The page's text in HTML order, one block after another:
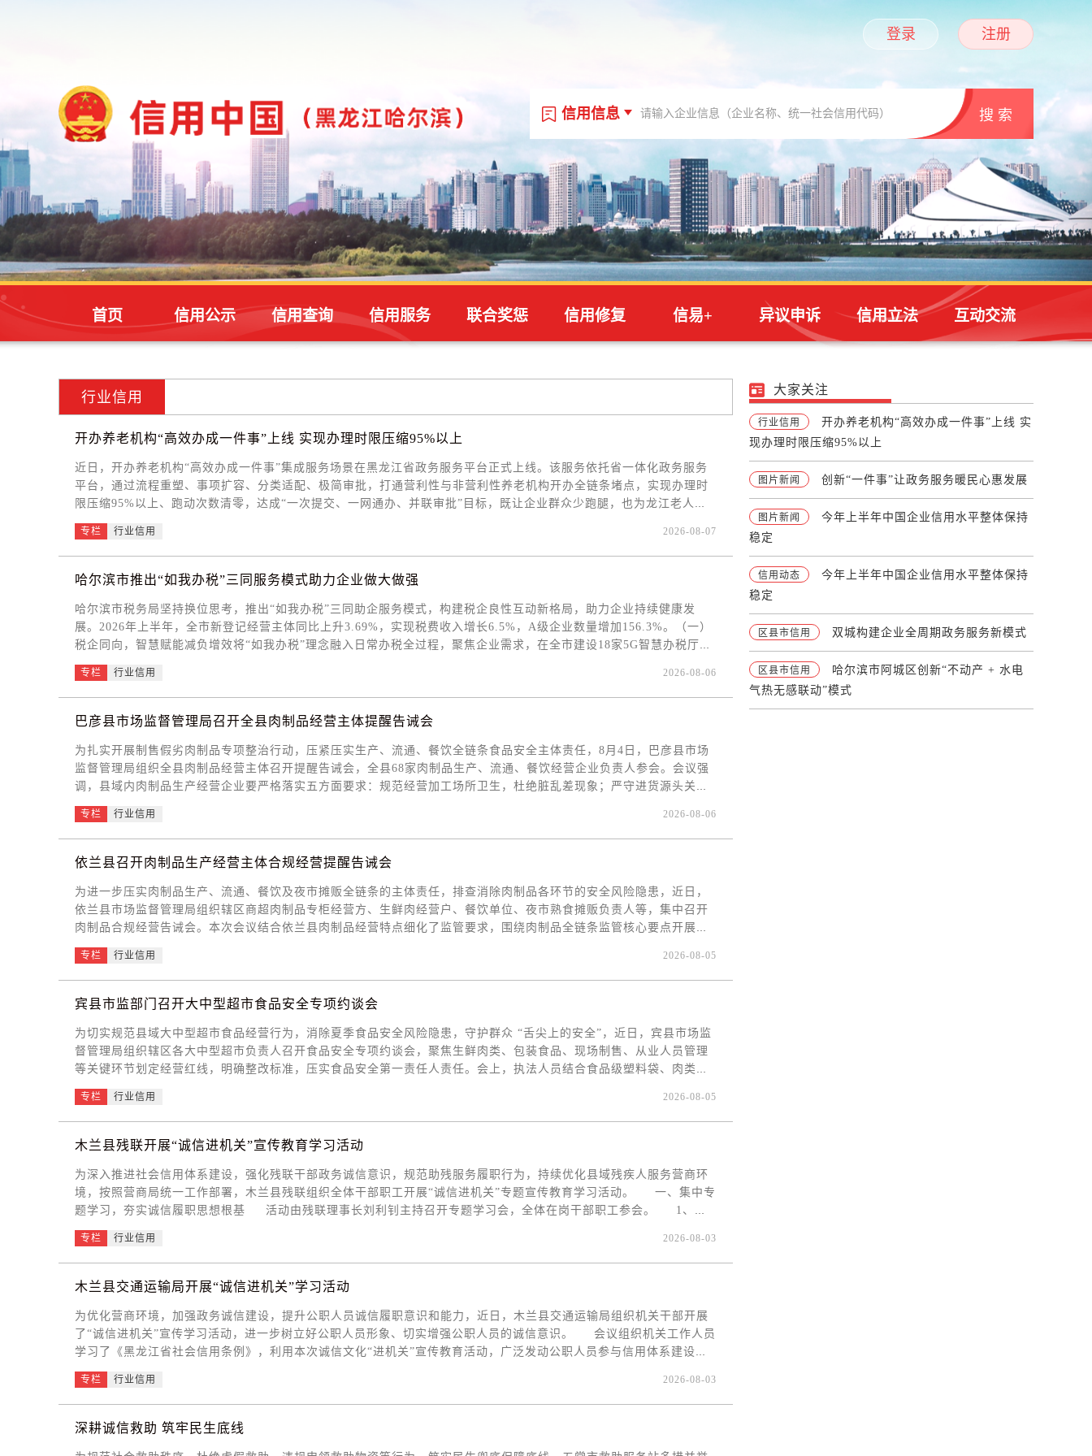
登录 注册
信用信息
信用信息
信用代码
站内文章
首页 信用公示 信用查询 信用服务 联合奖惩 信用修复 信易+ 异议申诉 信用立法 互动交流
行业信用
开办养老机构“高效办成一件事”上线 实现办理时限压缩95%以上
近日，开办养老机构“高效办成一件事”集成服务场景在黑龙江省政务服务平台正式上线。该服务依托省一体化政务服务
平台，通过流程重塑、事项扩容、分类适配、极简审批，打通营利性与非营利性养老机构开办全链条堵点，实现办理时
限压缩95%以上、跑动次数清零，达成“一次提交、一网通办、并联审批”目标，既让企业群众少跑腿，也为龙江老人享
受优质养老服务筑牢基础。 省民政厅聚焦安全管理与流程再造，联合省营商环境局、省人社厅等8个部门，集成13个
联办事项攻坚。改革中依法前置“建设工程消防验收（备案）”事项，守牢养老机构安全开办防线，保障行业规范安全发
展。 我省对照国家统一“一件事”基础清单，细化拆分、扩充配套事项，构建全链条一体化事项体系。细分环评审批
与医保参保事项，将单一事项拆分为5项，杜绝“一刀切”；完善内设医疗机构审批链条，拓展为3项细分事项，适配不同
部门壁垒。改革后，办理时间由210天压减至10天，环节由13个减至1个，材料由71份减至31份，跑动次数清零。针对营
利性养老机构，可通过综合入口同步办理全部事项；针对非营利性养老机构，创新分层办理路径，兼顾市场化运营与公
益养老，激发社会力量投入养老服务产业的积极性，助力龙江养老事业高质量发展。
专栏 行业信用 2026-08-07
哈尔滨市推出“如我办税”三同服务模式助力企业做大做强
哈尔滨市税务局坚持换位思考，推出“如我办税”三同助企服务模式，构建税企良性互动新格局，助力企业持续健康发
展。2026年上半年，全市新登记经营主体同比上升3.69%，实现税费收入增长6.5%，A级企业数量增加156.3%。（一）
税企同向，智慧赋能减负增效将“如我办税”理念融入日常办税全过程，聚焦企业需求，在全市建设18家5G智慧办税厅，
全面优化实体窗口和“征纳互动”、电子税务局、手机APP等办税渠道，厅内窗口数量从291个精简至52个，涉税事项全程
网办率达97%，办税效率越来越高。（二）税企同心，未诉先办纾解难题将“如我办税”理念融入诉求响应全过程，常态
化开展政商沙龙、税企面对面、包联企业“五上门”等走访活动，主动宣介市局局长“一线、一箱、一码”，提供重点项目
“税务管家”服务，推动涉税诉求从被动受理向主动化解延伸，累计解决涉税诉求168件，满意率达100%。（三）税企同
报事项；丰富守信激励手段，为1.1万户企业发放“银税互动”贷款88.6亿元，占全省55.2%；开通诚信企业出口“绿色通
道”，优化退税流程，退税审核时长压缩66.7%，共同营造诚信纳税良好氛围。
专栏 行业信用 2026-08-06
巴彦县市场监督管理局召开全县肉制品经营主体提醒告诫会
为扎实开展制售假劣肉制品专项整治行动，压紧压实生产、流通、餐饮全链条食品安全主体责任，8月4日，巴彦县市场
监督管理局组织全县肉制品经营主体召开提醒告诫会，全县68家肉制品生产、流通、餐饮经营企业负责人参会。会议强
调，县域内肉制品生产经营企业要严格落实五方面要求：规范经营加工场所卫生，杜绝脏乱差现象；严守进货源头关
口，确保肉品来源合法合规；规范建立进货台账，实现全程溯源管控；严格分区规范销售，杜绝以假充真、以次充好；
规范使用包装耗材，保障食品接触安全。会议围绕上述重点事项开展警示告诫。巴彦县市场监督管理局将持续开展巡查
抽检、整改“回头看”，对虚假标注、溯源链条不全、非法添加等违法行为从严从重查处，将屡教不改的市场主体纳入食
品安全失信名录；涉嫌犯罪的，依法移送公安机关。市场监管部门提示，各肉制品生产经营主体要摒弃侥幸心理，切实
全力守护群众“舌尖上的安全”。
专栏 行业信用 2026-08-06
依兰县召开肉制品生产经营主体合规经营提醒告诫会
为进一步压实肉制品生产、流通、餐饮及夜市摊贩全链条的主体责任，排查消除肉制品各环节的安全风险隐患，近日，
依兰县市场监督管理局组织辖区商超肉制品专柜经营方、生鲜肉经营户、餐饮单位、夜市熟食摊贩负责人等，集中召开
肉制品合规经营告诫会。本次会议结合依兰县肉制品经营特点细化了监管要求，围绕肉制品全链条监管核心要点开展警
示教育与合规宣贯。针对生产加工环节，会议重点明确了肉品原料进货查验、索证索票台账管理、加工场所生熟分区管
控、加工环境卫生规范、预包装及散装肉制品标签标注、食品添加剂合规使用、成品自检等法定义务，深度剖析了原料
来源不明、非法添加、虚假标注、加工过程卫生不达标等突出违法乱象；针对流通、餐饮经营以及露天熟食摊贩环节，
会议细化了常态化管控要求，着重强调了畜禽肉品检疫合格证明查验、储存温度管控、熟食卤制品防交叉污染、隔夜肉
态化风险自查机制。依兰县市场监督管理局将持续加大对鲜肉摊、熟食店、夜市点位等各类肉制品经营主体的检查力
度，对自查整改不到位、存在违法违规行为的经营主体依法从严处置，切实保障全县肉制品食品安全。
专栏 行业信用 2026-08-05
宾县市监部门召开大中型超市食品安全专项约谈会
为切实规范县域大中型超市食品经营行为，消除夏季食品安全风险隐患，守护群众 “舌尖上的安全”，近日，宾县市场监
督管理局组织辖区各大中型超市负责人召开食品安全专项约谈会，聚焦生鲜肉类、包装食品、现场制售、从业人员管理
等关键环节划定经营红线，明确整改标准，压实食品安全第一责任人责任。会上，执法人员结合食品级塑料袋、肉类经
营风险突出、进货台账查验制度、夏季高温食品易变质等监管重点，逐项明确超市经营硬性要求，着重强调四项核心整
改任务，同步细化全品类经营规范：求全面更换合规食品级塑料袋，杜绝非合规包装；严格分区陈列，调理肉、生鲜肉
分开销售；畜禽肉品“两证” 齐全，做到来源全程可追溯；健全进货查验台账制度，严把食品进货关口。在四项核心重点
之外，会议同步对超市日常经营细节作出全面规范：一要强化从业人员专业能力；二要规范从业人员健康管理；三要规
间对照全部要求开展自查自纠，立行立改存在的不规范问题。对未落实分区销售、肉品无两证、使用非食品级塑料袋、
台账缺失等重点违规行为，宾县市场监管局将依法从严查处，对整改不到位、拒不配合的经营主体，进行公开曝光，形
成监管震慑。 下一步，宾县市场监督管理局将持续常态化开展商超食品安全巡查、约谈指导工作，紧盯夏季食品安全突
出风险，以严格监管督促经营者守法诚信经营，全力保障全县群众购物饮食安全。
专栏 行业信用 2026-08-05
木兰县残联开展“诚信进机关”宣传教育学习活动
为深入推进社会信用体系建设，强化残联干部政务诚信意识，规范助残服务履职行为，持续优化县域残疾人服务营商环
境，按照营商局统一工作部署，木兰县残联组织全体干部职工开展“诚信进机关”专题宣传教育学习活动。 一、集中专
题学习，夯实诚信履职思想根基 活动由残联理事长刘利钊主持召开专题学习会，全体在岗干部职工参会。 1、政
策原文领学：集中研读《黑龙江省社会信用条例》、信用体系建设相关工作方案，系统学习政务诚信与失信惩戒相关规
定，明确公职人员守信履职硬性要求。 2、正反案例教学：宣讲诚信公职先进典型事迹，剖析基层服务窗口失信、惠
民政策落实不到位、服务群众虚假承诺等警示案例，结合残疾人证办理、补贴发放、辅具适配、无障碍改造等核心业
务，梳理岗位信用风险点。 3、交流研讨发言：围绕“诚信助残、守信为民”开展座谈，干部结合日常接待残疾人群
向。 二、丰富宣传载体，营造机关守信浓厚氛围 1、 阵地常态化宣传：办公大厅LED电子屏全天候滚动播放“诚
信立身、助残为民”“守信践诺、阳光助残”等宣传标语。 2、签订诚信承诺书：全体干部职工现场签订《残联公职人员
诚信履职承诺书》，承诺坚持依法行政、公开透明落实助残政策、如实答复群众诉求、杜绝虚假承诺、廉洁自律规范用
权，承诺书统一公示，主动接受残疾人群众与社会监督。 三、融合助残业务，推动诚信建设落地见效 坚持把诚信
要求嵌入残疾人服务全流程，以诚信建设提升助残服务质效： 1、政务服务阳光透明：残疾人补贴、康复救助、辅具
发放、无障碍改造等惠民项目全部公开办理流程、申报条件、办理时限，杜绝暗箱操作、人情办理。 2、践行守信服
务承诺：对残疾人群众咨询、诉求实行一次性告知、限时办结，无法即时办理的如实说明原因、明确办理时限，绝不随
专栏 行业信用 2026-08-03
木兰县交通运输局开展“诚信进机关”学习活动
为优化营商环境，加强政务诚信建设，提升公职人员诚信履职意识和能力，近日，木兰县交通运输局组织机关干部开展
了“诚信进机关”宣传学习活动，进一步树立好公职人员形象、切实增强公职人员的诚信意识。 会议组织机关工作人员
学习了《黑龙江省社会信用条例》，利用本次诚信文化“进机关”宣传教育活动，广泛发动公职人员参与信用体系建设宣
传教育，提高机关干部学习宣传信用体制建设的热情，进一步加大诚信体系建设与行政执法的结合力度。通过学习教
育，增强局机关工作人员的知信、守信、用信能力，推动我局社会信用工作水平进一步提升。 下一步，木兰县交通运
输局将持续推进政务诚信建设工作，营造公平公正、依法依规、诚信务实的政务氛围和良好的营商环境。为推动木兰县
经济社会高质量发展提供坚实的交通保障。让诚信成为木兰交通的亮丽名片。
专栏 行业信用 2026-08-03
深耕诚信救助 筑牢民生底线
大家关注
行业信用
开办养老机构“高效办成一件事”上线 实
现办理时限压缩95%以上
图片新闻 创新“一件事”让政务服务暖民心惠发展
图片新闻
今年上半年中国企业信用水平整体保持
稳定
信用动态
今年上半年中国企业信用水平整体保持
稳定
区县市信用 双城构建企业全周期政务服务新模式
区县市信用
哈尔滨市阿城区创新“不动产 + 水电
气热无感联动”模式